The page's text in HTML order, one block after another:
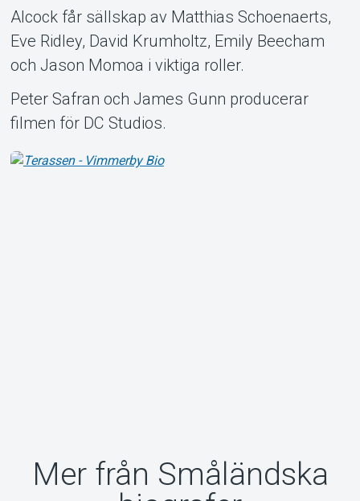
Alcock får sällskap av Matthias Schoenaerts,
Eve Ridley, David Krumholtz, Emily Beecham
och Jason Momoa i viktiga roller.
Peter Safran och James Gunn producerar
filmen för DC Studios.
Mer från Småländska